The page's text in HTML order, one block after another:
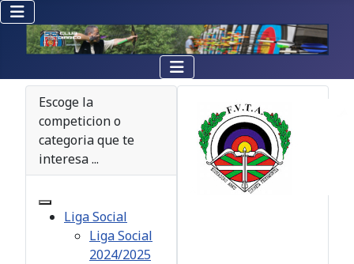
Escoge la
competicion o
categoria que te
interesa ...
Liga Social
Liga Social
2024/2025